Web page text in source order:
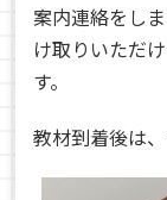
案内連絡をし
け取りいただ
す。
教材到着後は